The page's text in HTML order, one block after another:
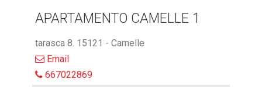
APARTAMENTO CAMELLE 1
tarasca 8. 15121 - Camelle
Email
667022869